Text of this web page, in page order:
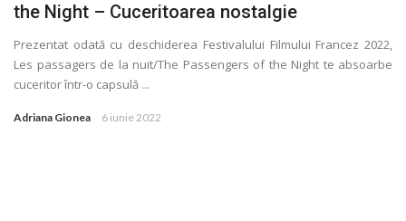
the Night – Cuceritoarea nostalgie
Prezentat odată cu deschiderea Festivalului Filmului Francez 2022,
Les passagers de la nuit/The Passengers of the Night te absoarbe
cuceritor într-o capsulă ...
Adriana Gionea 6 iunie 2022